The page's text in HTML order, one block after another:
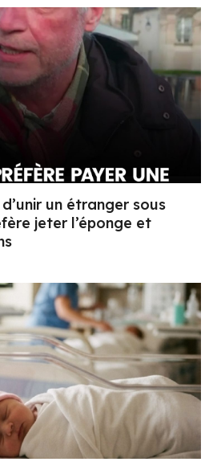
un étranger sous
jeter l’éponge et